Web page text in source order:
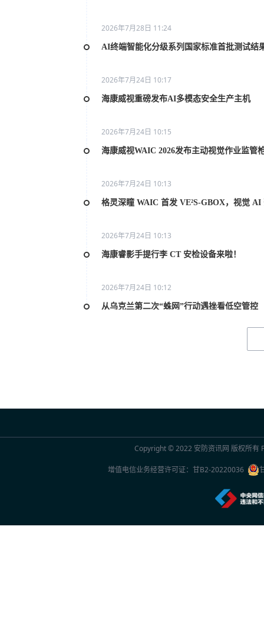
2026年7月28日 11:24
AI终端智能化分级系列国家标准首批测试结
2026年7月24日 10:17
海康威视重磅发布AI多模态安全生产主机
2026年7月24日 10:15
海康威视WAIC 2026发布主动视觉作业监管
2026年7月24日 10:13
格灵深瞳 WAIC 首发 VE²S-GBOX，视觉 AI
2026年7月24日 10:13
海康睿影手提行李 CT 安检设备来啦！
2026年7月24日 10:12
从乌克兰第二次“蛛网”行动遇挫看低空管控
联合国官员点赞中国“人工智能+”行动：期
2026年7月20日 10:29
Copyright © 2022 安防资讯网 版权所有
增值电信业务经营许可证： 甘B2-20220036